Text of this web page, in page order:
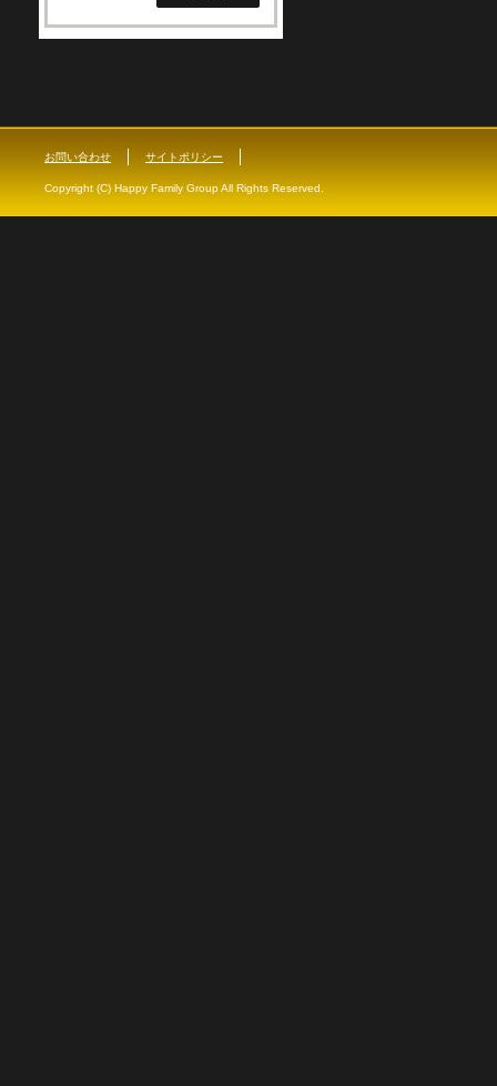
お問い合わせ サイトポリシー
Copyright (C) Happy Family Group All Rights Reserved.